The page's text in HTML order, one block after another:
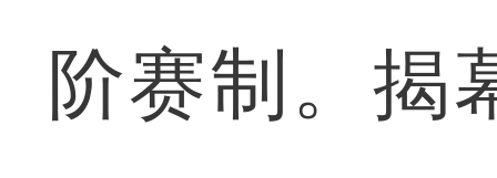
阶赛制。揭